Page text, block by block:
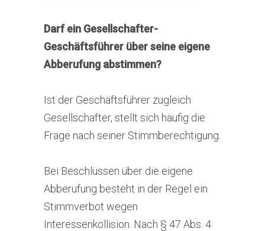
Darf ein Gesellschafter-
Geschäftsführer über seine eigene
Abberufung abstimmen?
Ist der Geschäftsführer zugleich
Gesellschafter, stellt sich häufig die
Frage nach seiner Stimmberechtigung.
Bei Beschlüssen über die eigene
Abberufung besteht in der Regel ein
Stimmverbot wegen
Interessenkollision. Nach § 47 Abs. 4